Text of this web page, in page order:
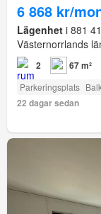
6 868 kr/
Lägenhet i 881
Västernorrlands
2 67 m²
Parkeringsplats
22 dagar sedan